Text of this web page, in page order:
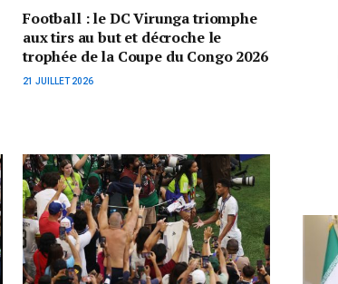
Football : le DC Virunga triomphe
aux tirs au but et décroche le
trophée de la Coupe du Congo 2026
21 JUILLET 2026